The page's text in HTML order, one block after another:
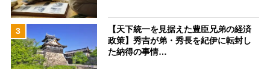
3
【天下統一を見据えた豊臣兄弟の経済
政策】秀吉が弟・秀長を紀伊に転封し
た納得の事情…